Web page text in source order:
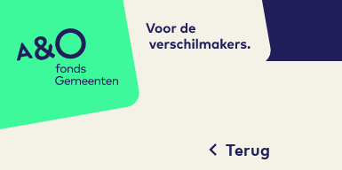
A&O fonds Gemeenten
Voor de
verschilmakers.
Terug